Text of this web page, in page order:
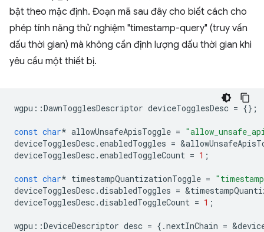
bật theo mặc định. Đoạn mã sau đây cho biết cách cho
phép tính năng thử nghiệm "timestamp-query" (truy vấn
dấu thời gian) mà không cần định lượng dấu thời gian khi
yêu cầu một thiết bị.
wgpu ::DawnTogglesDescriptor deviceTogglesDesc = {};
const char* allowUnsafeApisToggle =
deviceTogglesDesc. enabledToggles = &
deviceTogglesDesc. enabledToggleCount = 1 ;
const char* timestampQuantizationToggle =
deviceTogglesDesc.disabledToggles = &
deviceTogglesDesc.disabledToggleCount = 1 ;
wgpu ::DeviceDescriptor desc = {.nextInChain = &